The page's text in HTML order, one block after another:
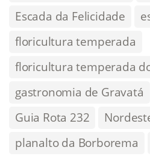
Escada da Felicidade
floricultura temperada
floricultura temperada
gastronomia de Gravatá
Guia Rota 232
planalto da Borborema